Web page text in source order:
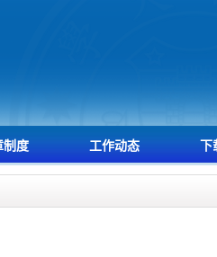
制度 工作动态 下